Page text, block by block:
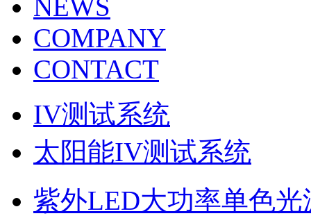
NEWS
COMPANY
CONTACT
IV测试系统
太阳能IV测试系统
紫外LED大功率单色光